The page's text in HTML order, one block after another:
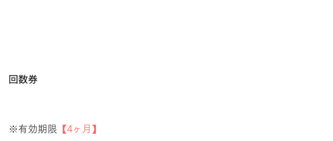
回数券
※有効期限 【4ヶ月】